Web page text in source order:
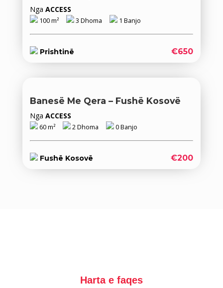
Nga ACCESS
100 m² 3 Dhoma 1 Banjo
Prishtinë €650
Banesë Me Qera – Fushë Kosovë
Nga ACCESS
60 m² 2 Dhoma 0 Banjo
Fushë Kosovë €200
Harta e faqes